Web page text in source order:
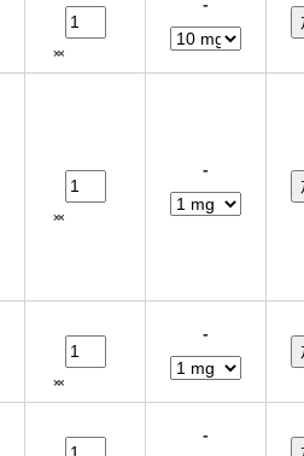
-
-
-